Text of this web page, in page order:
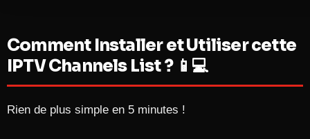
Comment Installer et Utiliser cette
IPTV Channels List ? 📱💻
Rien de plus simple en 5 minutes !